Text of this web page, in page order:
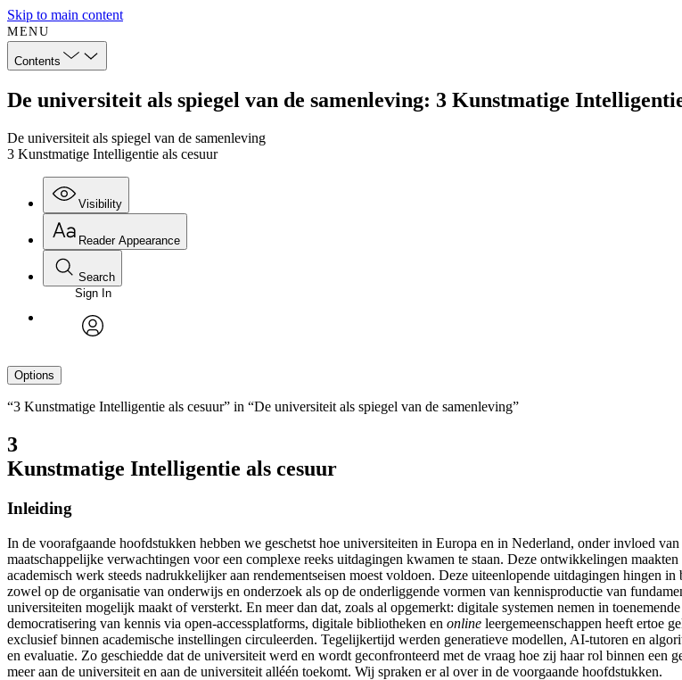
Skip to main content
MENU
Contents
De universiteit als spiegel van de samenleving: 3 Kunstmatige
De universiteit als spiegel van de samenleving
3 Kunstmatige Intelligentie als cesuur
Visibility
Reader Appearance
Search
Sign In
Options
“3 Kunstmatige Intelligentie als cesuur” in “De universiteit als spiegel van de samenleving”
3
Kunstmatige Intelligentie als cesuur
Inleiding
In de voorafgaande hoofdstukken hebben we geschetst hoe universiteiten in Europa en in Nederland, onder invloed
maatschappelijke verwachtingen voor een complexe reeks uitdagingen kwamen te staan. Deze ontwikkelingen
academisch werk steeds nadrukkelijker aan rendementseisen moest voldoen. Deze uiteenlopende uitdagingen hingen
zowel op de organisatie van onderwijs en onderzoek als op de onderliggende vormen van kennisproductie van
universiteiten mogelijk maakt of versterkt. En meer dan dat, zoals al opgemerkt: digitale systemen nemen in
democratisering van kennis via open-accessplatforms, digitale bibliotheken en online leergemeenschappen heeft ertoe
exclusief binnen academische instellingen circuleerden. Tegelijkertijd werden generatieve modellen, AI-tutoren en
en evaluatie. Zo geschiedde dat de universiteit werd en wordt geconfronteerd met de vraag hoe zij haar rol binnen een
meer aan de universiteit en aan de universiteit alléén toekomt. Wij spraken er al over in de voorgaande hoofdstukken.